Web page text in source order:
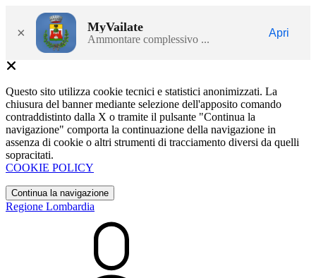
× MyVailate
Ammontare complessivo ...
Apri
Questo sito utilizza cookie tecnici e statistici anonimizzati. La
chiusura del banner mediante selezione dell'apposito comando
contraddistinto dalla X o tramite il pulsante "Continua la
navigazione" comporta la continuazione della navigazione in
assenza di cookie o altri strumenti di tracciamento diversi da quelli
sopracitati.
COOKIE POLICY
Continua la navigazione
Regione Lombardia